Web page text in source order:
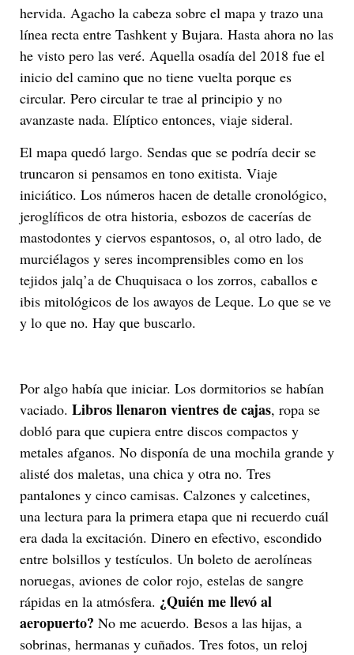
hervida. Agacho la cabeza sobre el mapa y trazo una
línea recta entre Tashkent y Bujara. Hasta ahora no las
he visto pero las veré. Aquella osadía del 2018 fue el
inicio del camino que no tiene vuelta porque es
circular. Pero circular te trae al principio y no
avanzaste nada. Elíptico entonces, viaje sideral.
El mapa quedó largo. Sendas que se podría decir se
truncaron si pensamos en tono exitista. Viaje
iniciático. Los números hacen de detalle cronológico,
jeroglíficos de otra historia, esbozos de cacerías de
mastodontes y ciervos espantosos, o, al otro lado, de
murciélagos y seres incomprensibles como en los
tejidos jalq’a de Chuquisaca o los zorros, caballos e
ibis mitológicos de los awayos de Leque. Lo que se ve
y lo que no. Hay que buscarlo.
Por algo había que iniciar. Los dormitorios se habían
vaciado. Libros llenaron vientres de cajas, ropa se
dobló para que cupiera entre discos compactos y
metales afganos. No disponía de una mochila grande y
alisté dos maletas, una chica y otra no. Tres
pantalones y cinco camisas. Calzones y calcetines,
una lectura para la primera etapa que ni recuerdo cuál
era dada la excitación. Dinero en efectivo, escondido
entre bolsillos y testículos. Un boleto de aerolíneas
noruegas, aviones de color rojo, estelas de sangre
rápidas en la atmósfera. ¿Quién me llevó al
aeropuerto? No me acuerdo. Besos a las hijas, a
sobrinas, hermanas y cuñados. Tres fotos, un reloj